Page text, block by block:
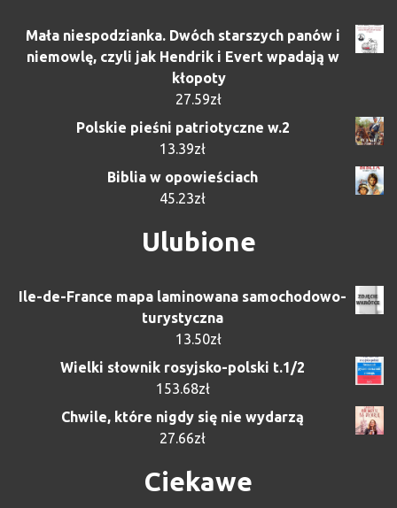
Mała niespodzianka. Dwóch starszych panów i
niemowlę, czyli jak Hendrik i Evert wpadają w
kłopoty
27.59zł
Polskie pieśni patriotyczne w.2
13.39zł
Biblia w opowieściach
45.23zł
Ulubione
Ile-de-France mapa laminowana samochodowo-
turystyczna
13.50zł
Wielki słownik rosyjsko-polski t.1/2
153.68zł
Chwile, które nigdy się nie wydarzą
27.66zł
Ciekawe